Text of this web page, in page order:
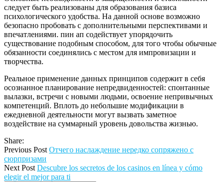
следует быть реализованы для образования базиса
психологического удобства. На данной основе возможно
безопасно пробовать с дополнительными перспективами и
впечатлениями. пин ап содействует упорядочить
существование подобным способом, для того чтобы обычные
обязанности соединялись с местом для импровизации и
творчества.
Реальное применение данных принципов содержит в себя
осознанное планирование непредвиденностей: спонтанные
вылазки, встречи с новыми людьми, освоение непривычных
компетенций. Вплоть до небольшие модификации в
ежедневной деятельности могут вызвать заметное
воздействие на суммарный уровень довольства жизнью.
Share:
Previous Post Отчего наслаждение нередко сопряжено с
сюрпризами
Next Post Descubre los secretos de los casinos en línea y cómo
elegir el mejor para ti